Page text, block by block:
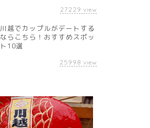
27229 view
川越でカップルがデートする
ならこちら！おすすめスポッ
ト10選
25998 view